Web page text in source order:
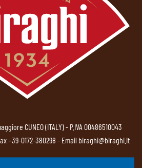
CUNEO (ITALY) - P.IVA 00486510043
+39-0172-380298 - Email biraghi@biraghi.it